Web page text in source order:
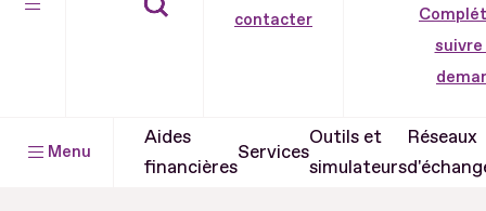
contacter
suivre
Menu
Aides
financières
Services
Outils et
simulateurs
Réseaux